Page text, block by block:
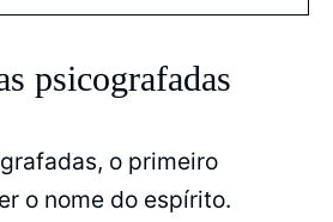
psicografadas
o primeiro
o nome do espírito.